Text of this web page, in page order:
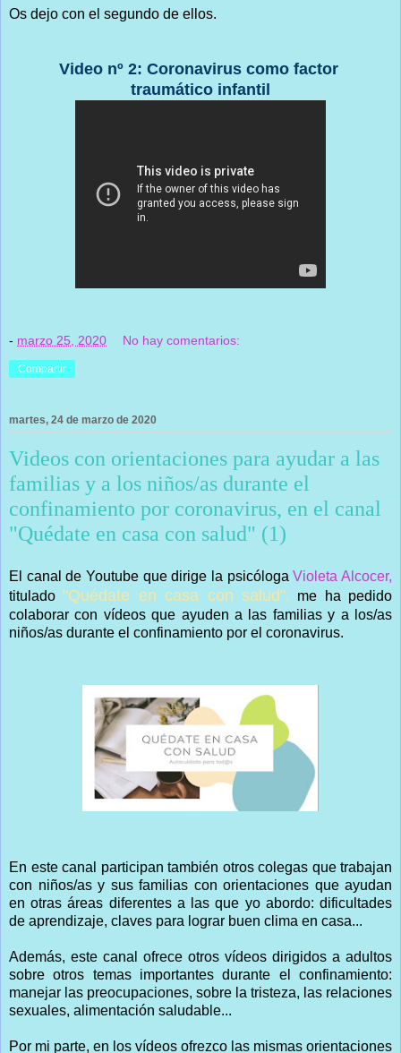
Os dejo con el segundo de ellos.
Video nº 2: Coronavirus como factor
traumático infantil
- marzo 25, 2020 No hay comentarios:
Compartir
martes, 24 de marzo de 2020
Videos con orientaciones para ayudar a las
familias y a los niños/as durante el
confinamiento por coronavirus, en el canal
"Quédate en casa con salud" (1)
El canal de Youtube que dirige la psicólogaVioleta Alcocer,
titulado "Quédate en casa con salud", me ha pedido
colaborar con vídeos que ayuden a las familias y a los/as
niños/as durante el confinamiento por el coronavirus.
En este canal participan también otros colegas que trabajan
con niños/as y sus familias con orientaciones que ayudan
en otras áreas diferentes a las que yo abordo: dificultades
de aprendizaje, claves para lograr buen clima en casa...
Además, este canal ofrece otros vídeos dirigidos a adultos
sobre otros temas importantes durante el confinamiento:
manejar las preocupaciones, sobre la tristeza, las relaciones
sexuales, alimentación saludable...
Por mi parte, en los vídeos ofrezco las mismas orientaciones